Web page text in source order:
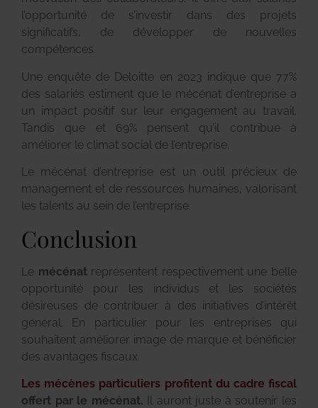
l’opportunité de s’investir dans des projets
significatifs, de développer de nouvelles
compétences.
Une enquête de Deloitte en 2023 indique que 77%
des salariés estiment que le mécénat d’entreprise a
un impact positif sur leur engagement au travail.
Tandis que et 69% pensent qu’il contribue à
améliorer le climat social de l’entreprise.
Le mécénat d’entreprise est un outil précieux de
management et de ressources humaines, valorisant
les talents au sein de l’entreprise.
Conclusion
Le mécénatreprésentent respectivement une belle
opportunité pour les individus et les sociétés
désireuses de contribuer à des initiatives d’intérêt
général. En particulier pour les entreprises qui
souhaitent améliorer image de marque et bénéficier
des avantages fiscaux.
Les mécènes particuliers profitent du cadre fiscal
offert par le mécénat. Il auront juste à soutenir les